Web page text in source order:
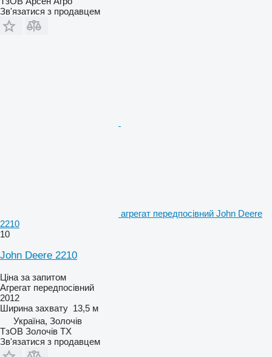
Зв'язатися з продавцем
агрегат передпосівний John Deere
2210
10
John Deere 2210
Ціна за запитом
Агрегат передпосівний
2012
Ширина захвату 13,5 м
Україна, Золочів
ТзОВ Золочів ТХ
Зв'язатися з продавцем